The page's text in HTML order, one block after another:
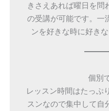
きさえあれば曜日を問
の受講が可能です。一
ンを好きな時に好き
個別
レッスン時間はたっぷ
スンなので集中して自